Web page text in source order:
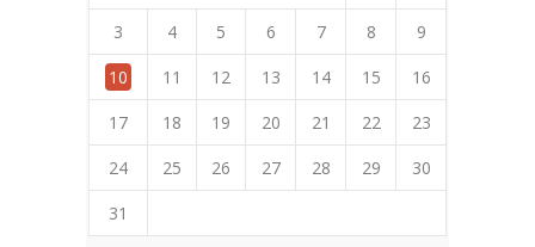
3
4 5 6 7 8
9
10
11 12 13 14 15
16
17
18 19 20 21 22
23
24
25 26 27 28 29
30
31